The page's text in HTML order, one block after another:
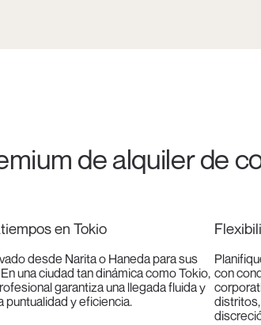
de alquiler de
en Tokio
desde Narita o Haneda para sus
una ciudad tan dinámica como Tokio,
garantiza una llegada fluida y
puntualidad y eficiencia.
con